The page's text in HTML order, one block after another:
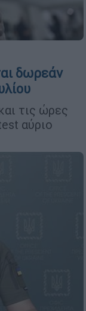
δωρεάν
τις ώρες
αύριο